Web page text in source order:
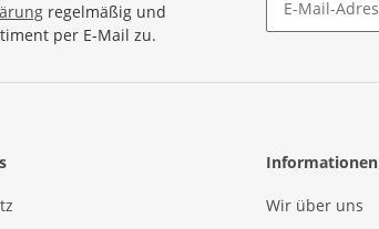
regelmäßig und
per E-Mail zu.
Informationen
Wir über uns